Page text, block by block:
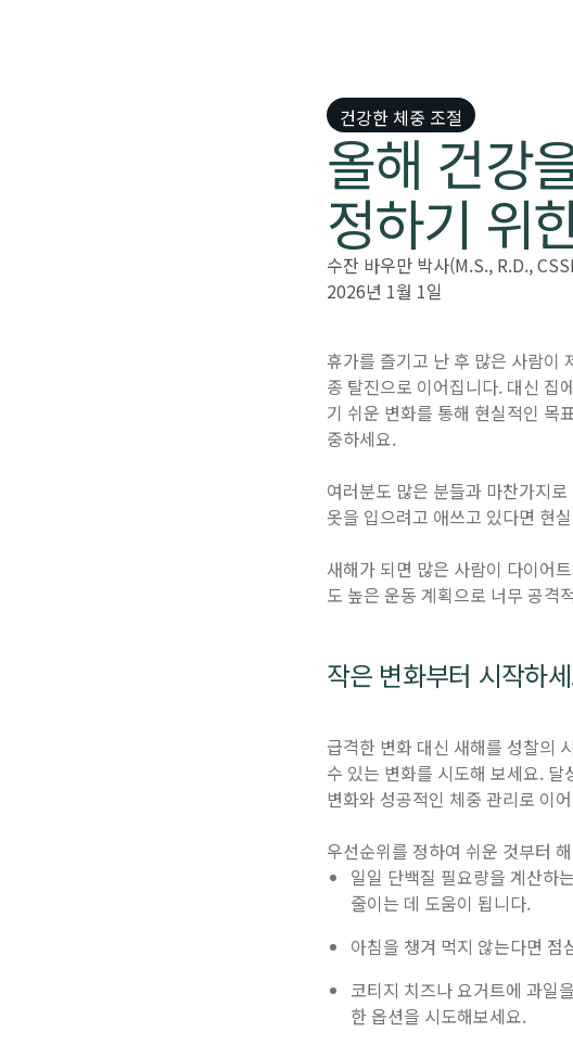
건강한 체중 조절
올해 건강
정하기 위
수잔 바우만 박사(M.S., R.D.,
2026년 1월 1일
휴가를 즐기고 난 후 많은 사람이
종 탈진으로 이어집니다. 대신 집
기 쉬운 변화를 통해 현실적인 목
중하세요.
여러분도 많은 분들과 마찬가지
옷을 입으려고 애쓰고 있다면 현
새해가 되면 많은 사람이 다이어
도 높은 운동 계획으로 너무 공격
작은 변화부터 시작하
급격한 변화 대신 새해를 성찰의
수 있는 변화를 시도해 보세요.
변화와 성공적인 체중 관리로 이
우선순위를 정하여 쉬운 것부터
일일 단백질 필요량을 계산하
줄이는 데 도움이 됩니다.
아침을 챙겨 먹지 않는다면
코티지 치즈나 요거트에 과일
한 옵션을 시도해보세요.